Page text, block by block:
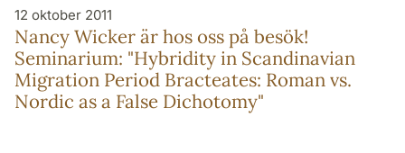
12 oktober 2011
Nancy Wicker är hos oss på besök!
Seminarium: "Hybridity in Scandinavian
Migration Period Bracteates: Roman vs.
Nordic as a False Dichotomy"